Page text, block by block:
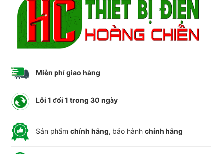
Miễn phí giao hàng
Lỗi 1 đổi 1 trong 30 ngày
Sản phẩm chính hãng, bảo hành chính hãng